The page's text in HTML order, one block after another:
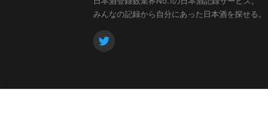
みんなの記録から自分にあった日本酒を探せる。